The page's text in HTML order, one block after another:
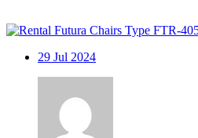
29 Jul 2024